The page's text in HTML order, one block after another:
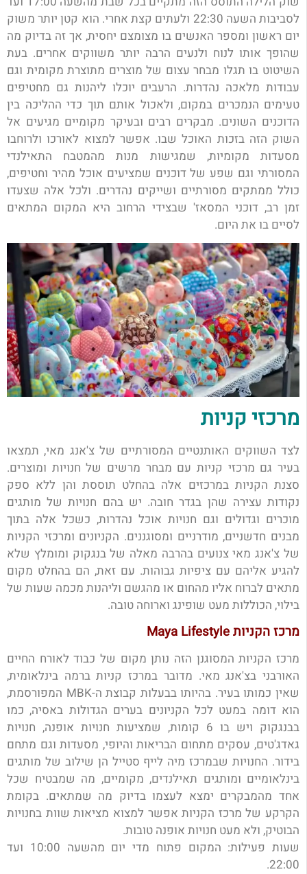
לסביבות השעה 22:30 ולעתים קצת אחרי. הוא קטן יותר משוק
יום ראשון ומספר האנשים בו מצומצם יחסית, אך זה בדיוק מה
שהופך אותו לנוח ולנעים הרבה יותר משווקים אחרים. בעת
השיטוט בו תגלו מבחר עצום של מוצרים מתוצרת מקומית וגם
עבודות מלאכה נהדרות. הרעבים יוכלו ליהנות גם מחטיפים
טעימים הנמכרים במקום, ולאכול אותם תוך כדי ההליכה בין
הדוכנים השונים. מבקרים רבים ובעיקר מקומיים מגיעים אל
השוק הזה בזכות האוכל שבו. אפשר למצוא לאורכו ולרוחבו
מסעדות מקומיות, שמגישות מנות מהמטבח התאילנדי
המסורתי וגם שפע של דוכנים שמציעים אוכל מהיר וחטיפים,
כולל ממתקים מסורתיים ושייקים נהדרים. ולכל אלה שצעדו
זמן רב, דוכני המסאז' שבצידי הרחוב היא המקום המתאים
לסיים בו את היום.
מרכזי קניות
לצד השווקים האותנטיים המסורתיים של צ'אנג מאי, תמצאו
בעיר גם מרכזי קניות עם מבחר מרשים של חנויות ומוצרים.
סצנת הקניות במרכזים אלה בהחלט תוססת והן ללא ספק
נקודות עצירה שהן בגדר חובה. יש בהם חנויות של מותגים
מוכרים וגדולים וגם חנויות אוכל נהדרות, כשכל אלה בתוך
מבנים חדשניים, מודרניים ומסוגננים. הקניונים ומרכזי הקניות
של צ'אנג מאי צנועים בהרבה מאלה של בנגקוק ומומלץ שלא
להגיע אליהם עם ציפיות גבוהות. עם זאת, הם בהחלט מקום
מתאים לברוח אליו מהחום או מהגשם וליהנות מכמה שעות של
בילוי, הכוללות מעט שופינג וארוחה טובה.
מרכז הקניות Maya Lifestyle
מרכז הקניות המסוגנן הזה נותן מקום של כבוד לאורח החיים
האורבני בצ'אנג מאי. מדובר במרכז קניות ברמה בינלאומית,
שאין כמותו בעיר. בהיותו בבעלות קבוצת ה-MBK המפורסמת,
הוא דומה במעט לכל הקניונים בערים הגדולות באסיה, כמו
בבנגקוק ויש בו 6 קומות, שמציעות חנויות אופנה, חנויות
גאדג'טים, עסקים מתחום הבריאות והיופי, מסעדות וגם מתחם
בידור. החנויות שבמרכז מיה לייף סטייל הן שילוב של מותגים
בינלאומיים ומותגים תאילנדים, מקומיים, מה שמבטיח שכל
אחד מהמבקרים ימצא לעצמו בדיוק מה שמתאים. בקומת
הקרקע של מרכז הקניות אפשר למצוא מציאות שוות בחנויות
הבוטיק, ולא מעט חנויות אופנה טובות.
שעות פעילות: המקום פתוח מדי יום מהשעה 10:00 ועד
22:00.